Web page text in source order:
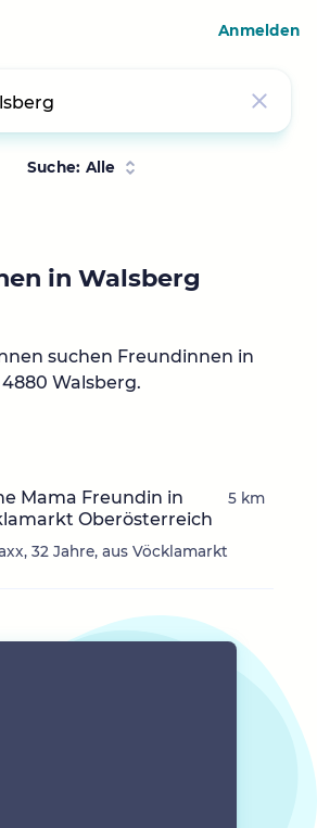
Suche: Alle
in Walsberg
suchen Freundinnen in
Walsberg.
Mama Freundin in
Oberösterreich
32 Jahre, aus Vöcklamarkt
5 km
Anmelden